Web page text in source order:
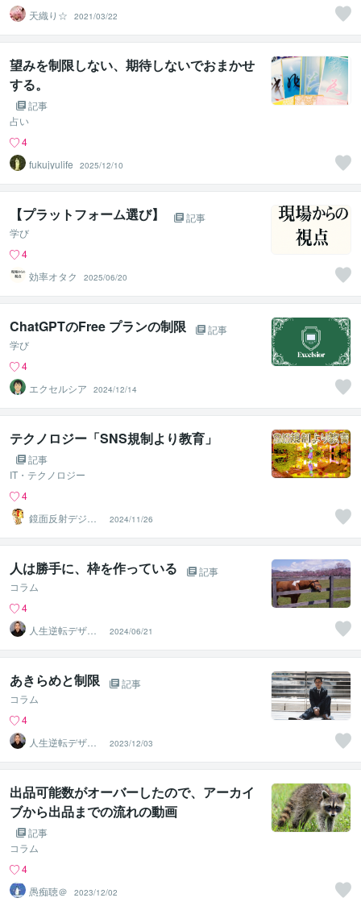
天織り☆
2021/03/22
望みを制限しない、期待しないでおまかせ
する。
記事
占い
4
fukujyulife
2025/12/10
【プラットフォーム選び】
記事
学び
4
効率オタク
2025/06/20
ChatGPTのFree プランの制限
記事
学び
4
エクセルシア
2024/12/14
テクノロジー「SNS規制より教育」
記事
IT・テクノロジー
4
鏡面反射デジタ
ルアート製作所
（鈴木穣）
2024/11/26
人は勝手に、枠を作っている
記事
コラム
4
人生逆転デザイ
ナー☆イマノリ
2024/06/21
あきらめと制限
記事
コラム
4
人生逆転デザイ
ナー☆イマノリ
2023/12/03
出品可能数がオーバーしたので、アーカイ
ブから出品までの流れの動画
記事
コラム
4
愚痴聴＠
2023/12/02